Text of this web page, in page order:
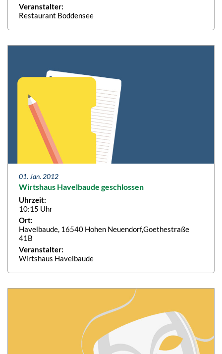
Veranstalter:
Restaurant Boddensee
01. Jan. 2012
Wirtshaus Havelbaude geschlossen
Uhrzeit:
10:15 Uhr
Ort:
Havelbaude, 16540 Hohen Neuendorf,Goethestraße
41B
Veranstalter:
Wirtshaus Havelbaude